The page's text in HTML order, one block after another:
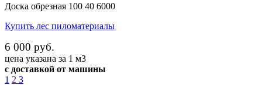
Доска обрезная 100 40 6000
Купить лес пиломатериалы
6 000 руб.
цена указана за 1 м3
с доставкой от машины
1 2 3